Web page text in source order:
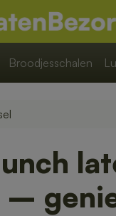
Broodjesschalen
–